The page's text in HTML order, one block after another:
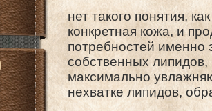
нет такого понятия,
конкретная кожа, и
потребностей именно
собственных
максимально
нехватке липидов,